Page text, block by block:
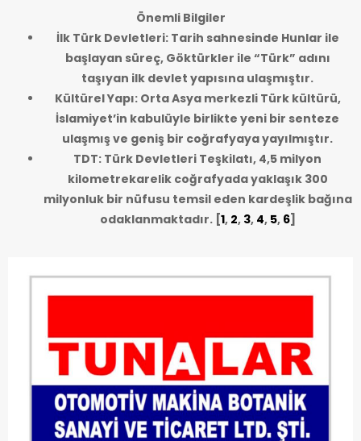
Önemli Bilgiler
İlk Türk Devletleri: Tarih sahnesinde Hunlar ile
başlayan süreç, Göktürkler ile “Türk” adını
taşıyan ilk devlet yapısına ulaşmıştır.
Kültürel Yapı: Orta Asya merkezli Türk kültürü,
İslamiyet’in kabulüyle birlikte yeni bir senteze
ulaşmış ve geniş bir coğrafyaya yayılmıştır.
TDT: Türk Devletleri Teşkilatı, 4,5 milyon
kilometrekarelik coğrafyada yaklaşık 300
milyonluk bir nüfusu temsil eden kardeşlik bağına
odaklanmaktadır.[1, 2, 3, 4, 5, 6]